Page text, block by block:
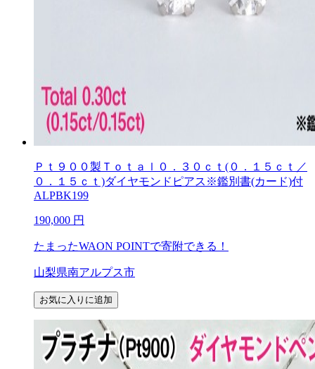
Ｐｔ９００製Ｔｏｔａｌ０．３０ｃｔ(０．１５ｃｔ／
０．１５ｃｔ)ダイヤモンドピアス※鑑別書(カード)付
ALPBK199
190,000 円
たまったWAON POINTで寄附できる！
山梨県南アルプス市
お気に入りに追加